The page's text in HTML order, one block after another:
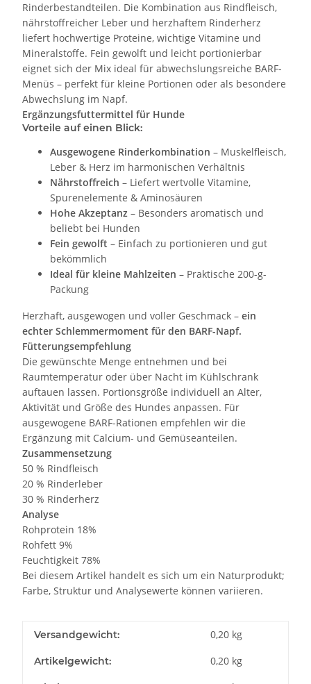
Rinderbestandteilen. Die Kombination aus Rindfleisch,
nährstoffreicher Leber und herzhaftem Rinderherz
liefert hochwertige Proteine, wichtige Vitamine und
Mineralstoffe. Fein gewolft und leicht portionierbar
eignet sich der Mix ideal für abwechslungsreiche BARF-
Menüs – perfekt für kleine Portionen oder als besondere
Abwechslung im Napf.
Ergänzungsfuttermittel für Hunde
Vorteile auf einen Blick:
Ausgewogene Rinderkombination – Muskelfleisch,
Leber & Herz im harmonischen Verhältnis
Nährstoffreich – Liefert wertvolle Vitamine,
Spurenelemente & Aminosäuren
Hohe Akzeptanz – Besonders aromatisch und
beliebt bei Hunden
Fein gewolft – Einfach zu portionieren und gut
bekömmlich
Ideal für kleine Mahlzeiten – Praktische 200-g-
Packung
Herzhaft, ausgewogen und voller Geschmack – ein
echter Schlemmermoment für den BARF-Napf.
Fütterungsempfehlung
Die gewünschte Menge entnehmen und bei
Raumtemperatur oder über Nacht im Kühlschrank
auftauen lassen. Portionsgröße individuell an Alter,
Aktivität und Größe des Hundes anpassen. Für
ausgewogene BARF-Rationen empfehlen wir die
Ergänzung mit Calcium- und Gemüseanteilen.
Zusammensetzung
50 % Rindfleisch
20 % Rinderleber
30 % Rinderherz
Analyse
Rohprotein 18%
Rohfett 9%
Feuchtigkeit 78%
Bei diesem Artikel handelt es sich um ein Naturprodukt;
Farbe, Struktur und Analysewerte können variieren.
Versandgewicht: 0,20 kg
Artikelgewicht: 0,20 kg